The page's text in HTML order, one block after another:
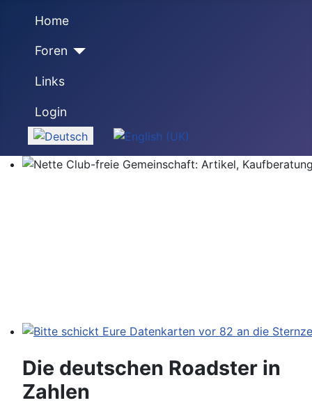
Home
Foren
Links
Login
Sprache auswählen
Die deutschen Roadster in
Zahlen